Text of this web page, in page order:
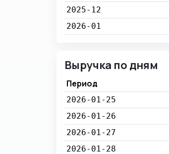
2025-12
2026-01
Выручка по дням
Период
2026-01-25
2026-01-26
2026-01-27
2026-01-28